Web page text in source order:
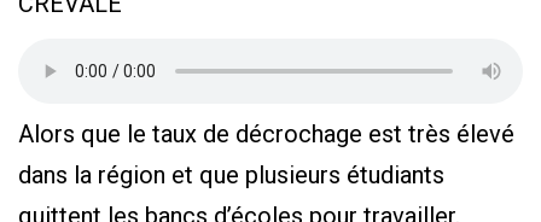
Alors que le taux de décrochage est très élevé
dans la région et que plusieurs étudiants
quittent les bancs d’écoles pour travailler,